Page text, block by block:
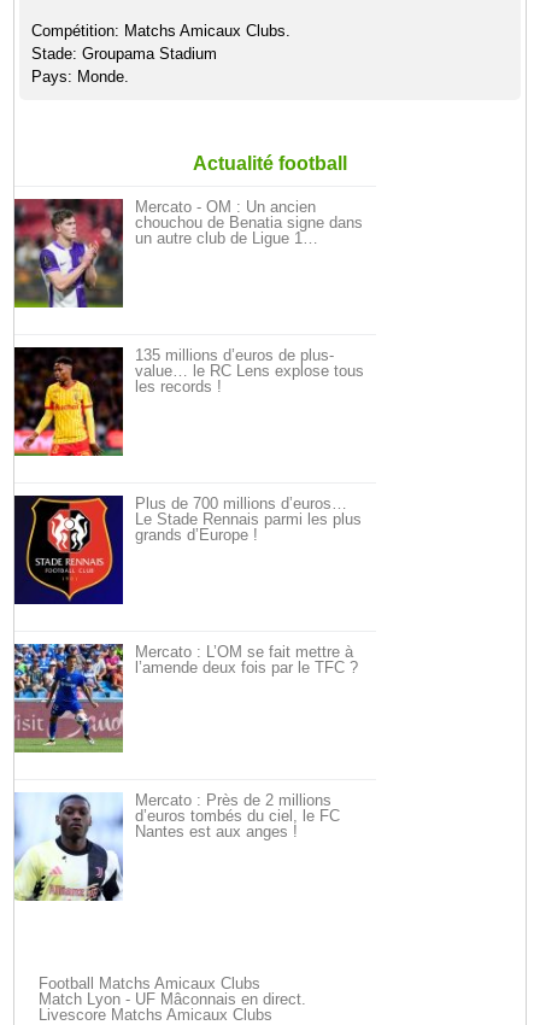
Compétition: Matchs Amicaux Clubs.
Stade: Groupama Stadium
Pays: Monde.
Actualité football
Mercato - OM : Un ancien
chouchou de Benatia signe dans
un autre club de Ligue 1…
135 millions d’euros de plus-
value… le RC Lens explose tous
les records !
Plus de 700 millions d’euros…
Le Stade Rennais parmi les plus
grands d’Europe !
Mercato : L’OM se fait mettre à
l’amende deux fois par le TFC ?
Mercato : Près de 2 millions
d’euros tombés du ciel, le FC
Nantes est aux anges !
Football Matchs Amicaux Clubs
Match Lyon - UF Mâconnais en direct.
Livescore Matchs Amicaux Clubs